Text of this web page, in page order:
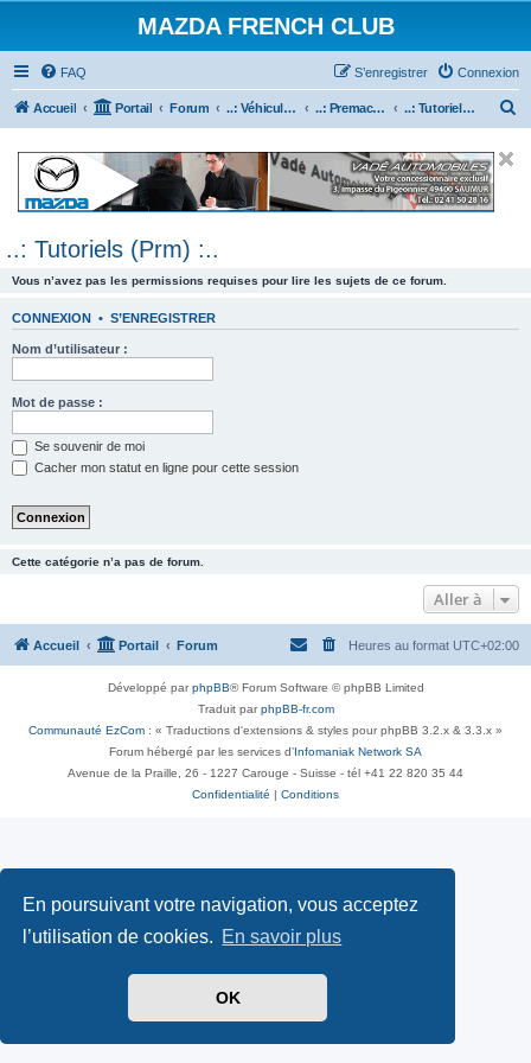
En poursuivant votre navigation, vous acceptez
l’utilisation de cookies. En savoir plus
OK
MAZDA FRENCH CLUB
FAQ Connexion
S’enregistrer
Accueil Portail Forum ..: Véhicules Mazda ancien (<2003) :.. ..: Premacy :.. ..: Tutoriels (Prm) :..
e
..: Tutoriels (Prm) :..
Vous n’avez pas les permissions requises pour lire les sujets de ce forum.
CONNEXION • S’ENREGISTRER
Nom d’utilisateur :
Mot de passe :
Se souvenir de moi
Cacher mon statut en ligne pour cette session
Cette catégorie n’a pas de forum.
Aller à
Accueil Portail Forum Heures au format UTC+02:00
Développé parphpBB® Forum Software © phpBB Limited
Traduit parphpBB-fr.com
Communauté EzCom : « Traductions d'extensions & styles pour phpBB 3.2.x & 3.3.x »
Forum hébergé par les services d’ Infomaniak Network SA
Avenue de la Praille, 26 - 1227 Carouge - Suisse - tél +41 22 820 35 44
Confidentialité
Conditions